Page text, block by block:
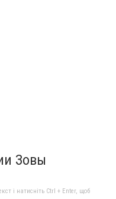
Зовы
і натисніть Ctrl + Enter, щоб